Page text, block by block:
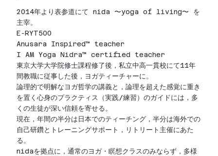
2014年より表参道にて nida 〜yoga of living〜 を
主宰。
E-RYT500
Anusara Inspired™ teacher
I AM Yoga Nidra™ certified teacher
東京大学大学院修士課程修了後，私立中高一貫校にて11年
間教職に従事した後，ヨガティーチャーに。
論理的で明解なヨガ哲学の講義と，論理を超えた感覚に重き
を置く心身のプラクティス（実践/練習）のガイドには，多
くの生徒が深い信頼を寄せる。
現在，年間の半分は日本でのティーチング，半分は海外での
自己研鑽とトレーニングサポート，リトリート主催にあた
る。
nidaを拠点に，通常のヨガ・瞑想クラスのみならず，多様